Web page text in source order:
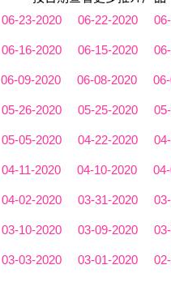
06-23-2020 06-22-2020
06-16-2020 06-15-2020
06-09-2020 06-08-2020
05-26-2020 05-25-2020
05-05-2020 04-22-2020
04-11-2020 04-10-2020
04-02-2020 03-31-2020
03-10-2020 03-09-2020
03-03-2020 03-01-2020